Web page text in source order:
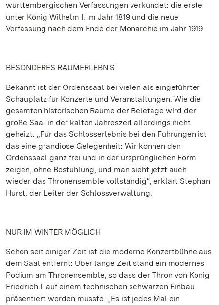
württembergischen Verfassungen verkündet: die erste
unter König Wilhelm I. im Jahr 1819 und die neue
Verfassung nach dem Ende der Monarchie im Jahr 1919
BESONDERES RAUMERLEBNIS
Bekannt ist der Ordenssaal bei vielen als eingeführter
Schauplatz für Konzerte und Veranstaltungen. Wie die
gesamten historischen Räume der Beletage wird der
große Saal in der kalten Jahreszeit allerdings nicht
geheizt. „Für das Schlosserlebnis bei den Führungen ist
das eine grandiose Gelegenheit: Wir können den
Ordenssaal ganz frei und in der ursprünglichen Form
zeigen, ohne Bestuhlung, und man sieht jetzt auch
wieder das Thronensemble vollständig“, erklärt Stephan
Hurst, der Leiter der Schlossverwaltung.
NUR IM WINTER MÖGLICH
Schon seit einiger Zeit ist die moderne Konzertbühne aus
dem Saal entfernt: Über lange Zeit stand ein modernes
Podium am Thronensemble, so dass der Thron von König
Friedrich I. auf einem technischen schwarzen Einbau
präsentiert werden musste. „Es ist jedes Mal ein